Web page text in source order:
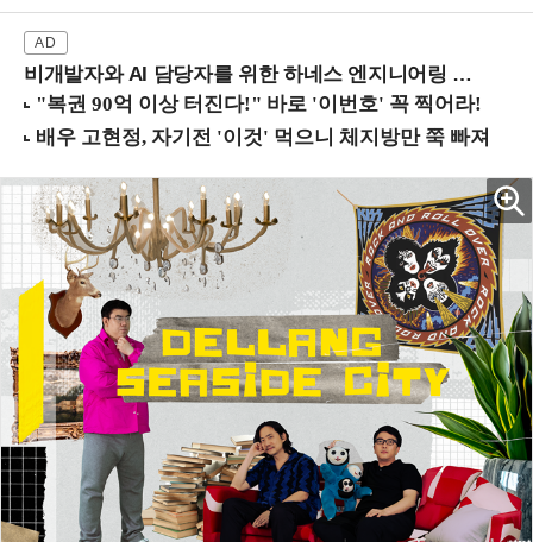
비개발자와 AI 담당자를 위한 하네스 엔지니어링 입문과정 (8/20 신논현역)